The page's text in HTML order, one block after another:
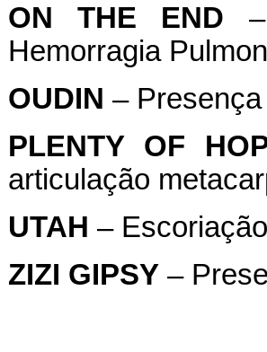
ON
THE END –
Hemorragia
OUDIN –
PLENTY
OF
articulação
UTAH –
ZIZI GIPSY–